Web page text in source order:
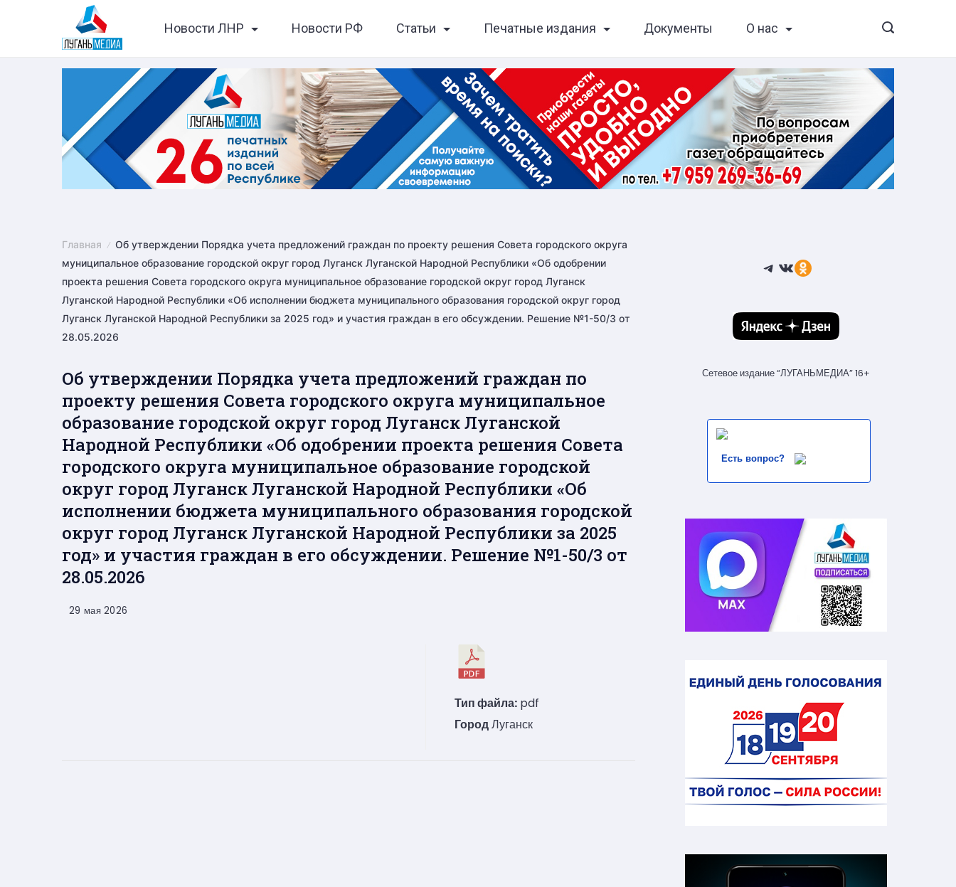
Новости ЛНР Новости РФ Статьи Печатные издания Документы О нас
Главная
Об утверждении Порядка учета предложений граждан по проекту решения Совета городского округа
муниципальное образование городской округ город Луганск Луганской Народной Республики «Об одобрении
проекта решения Совета городского округа муниципальное образование городской округ город Луганск
Луганской Народной Республики «Об исполнении бюджета муниципального образования городской округ город
Луганск Луганской Народной Республики за 2025 год» и участия граждан в его обсуждении. Решение №1-50/3 от
28.05.2026
Об утверждении Порядка учета предложений граждан по
проекту решения Совета городского округа муниципальное
образование городской округ город Луганск Луганской
Народной Республики «Об одобрении проекта решения Совета
городского округа муниципальное образование городской
округ город Луганск Луганской Народной Республики «Об
исполнении бюджета муниципального образования городской
округ город Луганск Луганской Народной Республики за 2025
год» и участия граждан в его обсуждении. Решение №1-50/3 от
28.05.2026
29 мая 2026
Тип файла: pdf
ГородЛуганск
Telegram
ВКонтакте
Ссылка
Сетевое издание “ЛУГАНЬМЕДИА” 16+
Есть вопрос?